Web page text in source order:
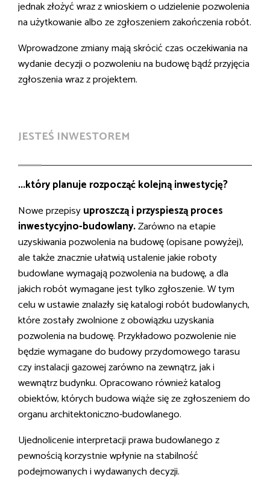
jednak złożyć wraz z wnioskiem o udzielenie pozwolenia
na użytkowanie albo ze zgłoszeniem zakończenia robót.
Wprowadzone zmiany mają skrócić czas oczekiwania na
wydanie decyzji o pozwoleniu na budowę bądź przyjęcia
zgłoszenia wraz z projektem.
JESTEŚ INWESTOREM
...który planuje rozpocząć kolejną inwestycję?
Nowe przepisyuproszczą i przyspieszą proces
inwestycyjno-budowlany.Zarówno na etapie
uzyskiwania pozwolenia na budowę (opisane powyżej),
ale także znacznie ułatwią ustalenie jakie roboty
budowlane wymagają pozwolenia na budowę, a dla
jakich robót wymagane jest tylko zgłoszenie. W tym
celu w ustawie znalazły się katalogi robót budowlanych,
które zostały zwolnione z obowiązku uzyskania
pozwolenia na budowę. Przykładowo pozwolenie nie
będzie wymagane do budowy przydomowego tarasu
czy instalacji gazowej zarówno na zewnątrz, jak i
wewnątrz budynku. Opracowano również katalog
obiektów, których budowa wiąże się ze zgłoszeniem do
organu architektoniczno-budowlanego.
Ujednolicenie interpretacji prawa budowlanego z
pewnością korzystnie wpłynie na stabilność
podejmowanych i wydawanych decyzji.